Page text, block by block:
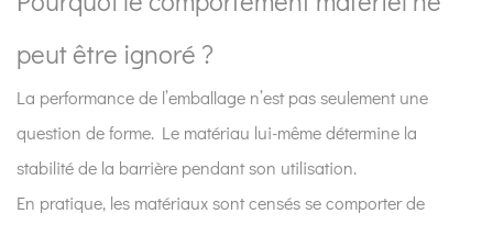
peut être ignoré ?
La performance de l’emballage n’est pas seulement une
question de forme. Le matériau lui-même détermine la
stabilité de la barrière pendant son utilisation.
En pratique, les matériaux sont censés se comporter de